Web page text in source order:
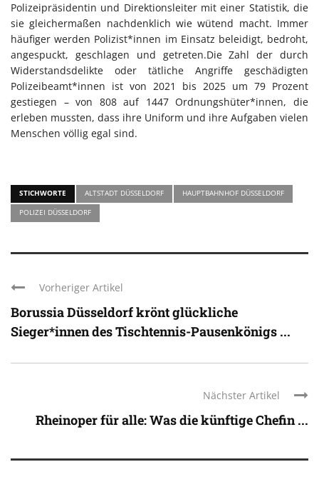
Polizeipräsidentin und Direktionsleiter mit einer Statistik, die
sie gleichermaßen nachdenklich wie wütend macht. Immer
häufiger werden Polizist*innen im Einsatz beleidigt, bedroht,
angespuckt, geschlagen und getreten.Die Zahl der durch
Widerstandsdelikte oder tätliche Angriffe geschädigten
Polizeibeamt*innen ist von 2021 bis 2025 um 79 Prozent
gestiegen – von 808 auf 1447 Ordnungshüter*innen, die
erleben mussten, dass ihre Uniform und ihre Aufgaben vielen
Menschen völlig egal sind.
STICHWORTE ALTSTADT DÜSSELDORF
HAUPTBAHNHOF DÜSSELDORF
POLIZEI DÜSSELDORF
Vorheriger Artikel
Borussia Düsseldorf krönt glückliche
Sieger*innen des Tischtennis-Pausenkönigs ...
Nächster Artikel
Rheinoper für alle: Was die künftige Chefin ...